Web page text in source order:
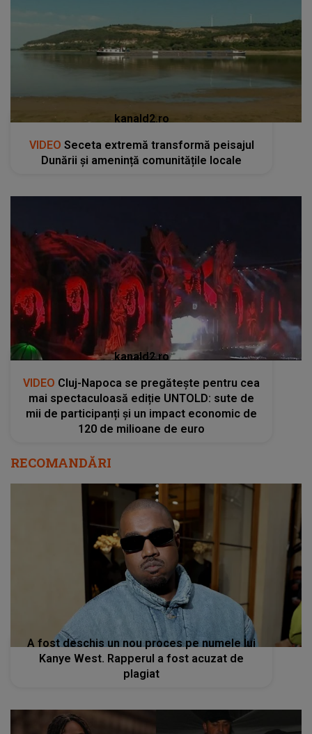
kanald2.ro
VIDEO Seceta extremă transformă peisajul
Dunării și amenință comunitățile locale
kanald2.ro
VIDEO Cluj-Napoca se pregătește pentru cea
mai spectaculoasă ediție UNTOLD: sute de
mii de participanți și un impact economic de
120 de milioane de euro
RECOMANDĂRI
A fost deschis un nou proces pe numele lui
Kanye West. Rapperul a fost acuzat de
plagiat